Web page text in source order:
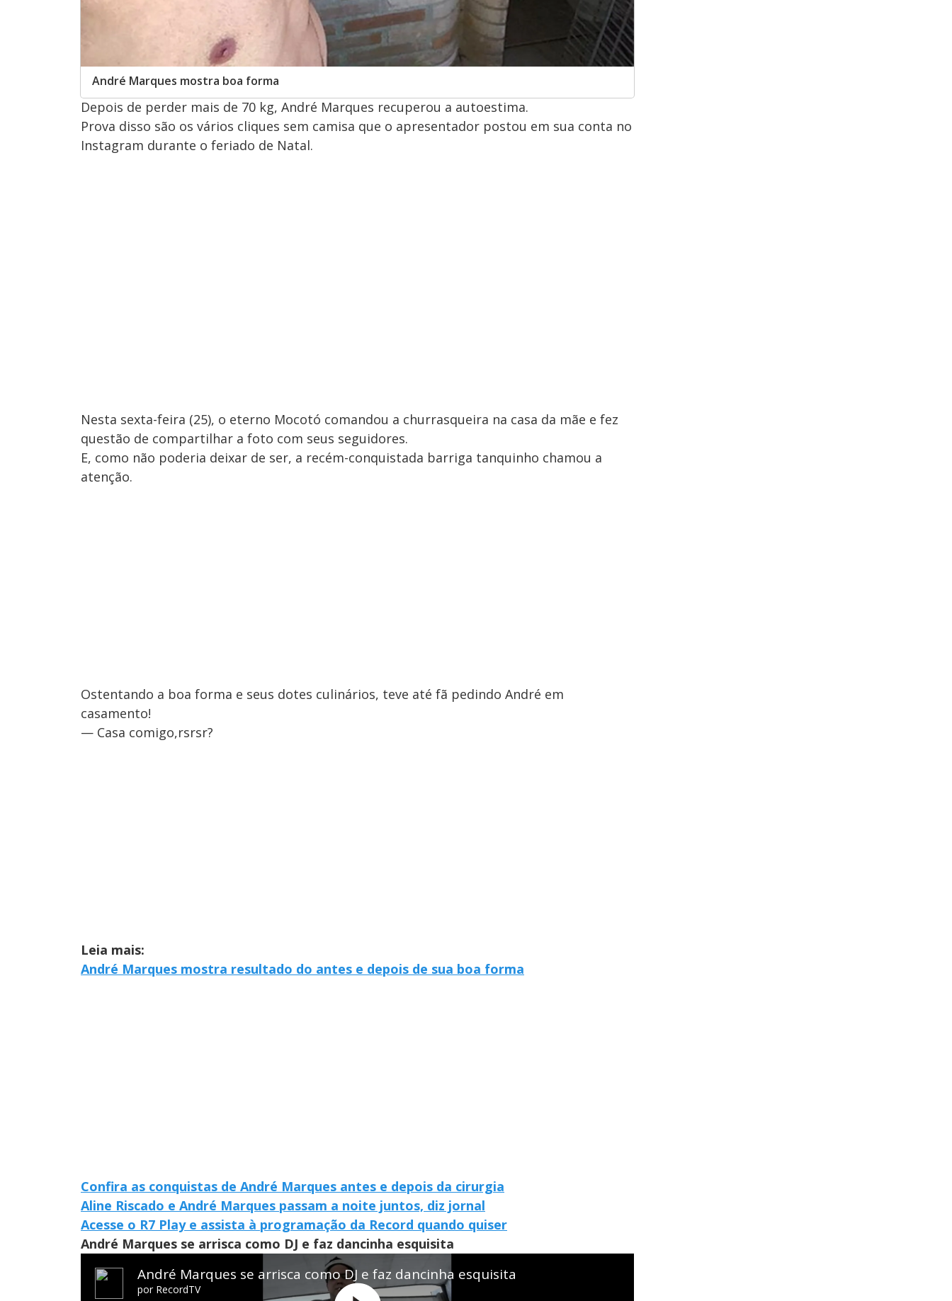
André Marques mostra boa forma
Depois de perder mais de 70 kg, André Marques recuperou a autoestima.
Prova disso são os vários cliques sem camisa que o apresentador postou em sua conta no
Instagram durante o feriado de Natal.
Nesta sexta-feira (25), o eterno Mocotó comandou a churrasqueira na casa da mãe e fez
questão de compartilhar a foto com seus seguidores.
E, como não poderia deixar de ser, a recém-conquistada barriga tanquinho chamou a
atenção.
Ostentando a boa forma e seus dotes culinários, teve até fã pedindo André em
casamento!
— Casa comigo,rsrsr?
Leia mais:
André Marques mostra resultado do antes e depois de sua boa forma
Confira as conquistas de André Marques antes e depois da cirurgia
Aline Riscado e André Marques passam a noite juntos, diz jornal
Acesse o R7 Play e assista à programação da Record quando quiser
André Marques se arrisca como DJ e faz dancinha esquisita